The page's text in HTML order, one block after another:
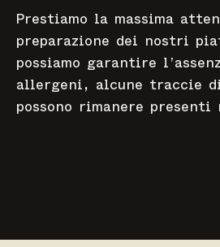
Prestiamo la massima
preparazione dei nostri
possiamo garantire
allergeni, alcune traccie
possono rimanere